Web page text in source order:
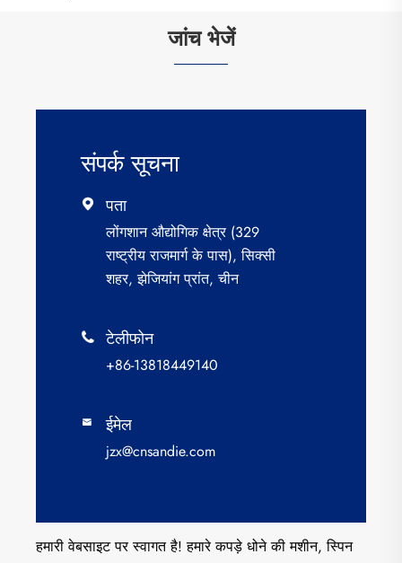
जांच भेजें
संपर्क सूचना
 पता
लोंगशान औद्योगिक क्षेत्र (329
राष्ट्रीय राजमार्ग के पास), सिक्सी
शहर, झेजियांग प्रांत, चीन
 टेलीफोन
+86-13818449140
 ईमेल
jzx@cnsandie.com
हमारी वेबसाइट पर स्वागत है! हमारे कपड़े धोने की मशीन, स्पिन